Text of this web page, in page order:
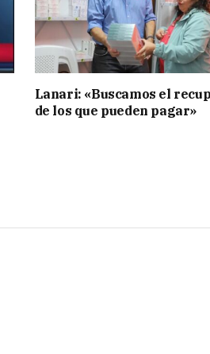
Lanari: «Buscamos el
de los que pueden pagar»